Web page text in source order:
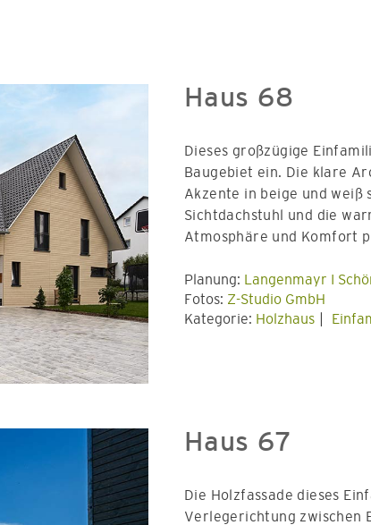
Haus 68
Dieses großzügige
Baugebiet ein. Die klare
Akzente in beige und
Sichtdachstuhl und die
Atmosphäre und Komfort
Planung:
Langenmayr I
Fotos: Z-Studio GmbH
Kategorie: Holzhaus
Haus 67
Die Holzfassade dieses
Verlegerichtung zwischen